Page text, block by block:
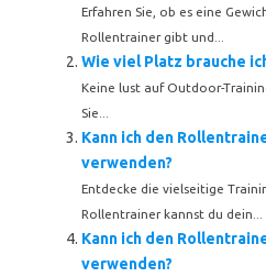
Erfahren Sie, ob es eine
Rollentrainer gibt und...
Wie viel Platz brauche
Keine lust auf Outdoor-
Sie...
Kann ich den
verwenden?
Entdecke die vielseitige
Rollentrainer kannst du dein...
Kann ich den
verwenden?